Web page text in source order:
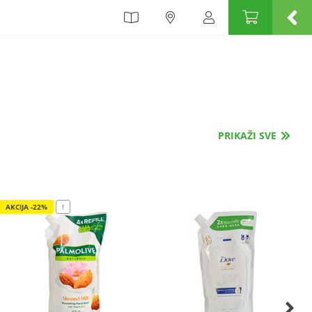
PRIKAŽI SVE
AKCIJA -22% !